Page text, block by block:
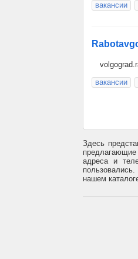
вакансии
вакансии
Здесь
адреса и
нашем